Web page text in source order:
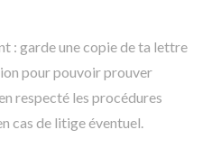
: garde une copie de ta lettre
pour pouvoir prouver
respecté les procédures
cas de litige éventuel.